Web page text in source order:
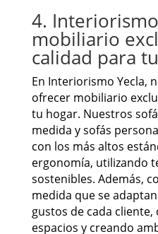
4.
mobiliario
calidad para
En Interiorismo Yecla,
ofrecer mobiliario
tu hogar. Nuestros
medida y sofás
con los más altos
ergonomía, utilizando
sostenibles. Además,
medida que se
gustos de cada
espacios y creando